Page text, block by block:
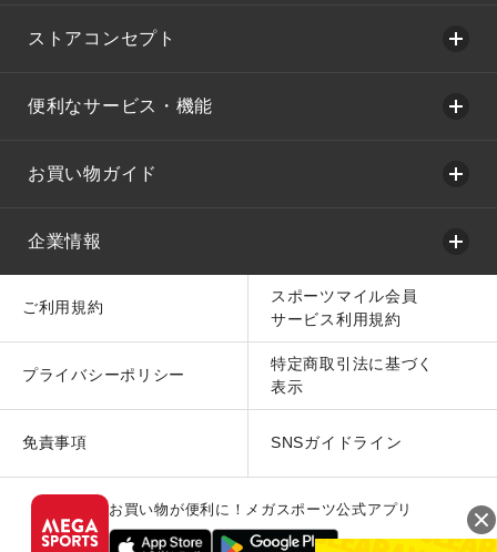
ストアコンセプト
便利なサービス・機能
お買い物ガイド
企業情報
ご利用規約
スポーツマイル会員
サービス利用規約
プライバシーポリシー
特定商取引法に基づく
表示
免責事項 SNSガイドライン
お買い物が便利に！メガスポーツ公式アプリ